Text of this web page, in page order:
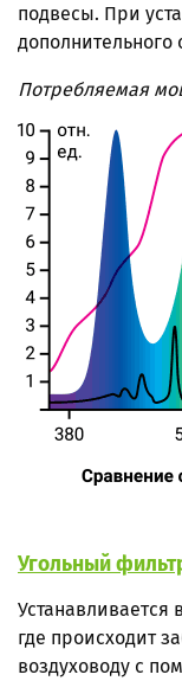
подвесы. При
дополнительного
Потребляемая
Угольный
Устанавливается
где происходит
воздуховоду с